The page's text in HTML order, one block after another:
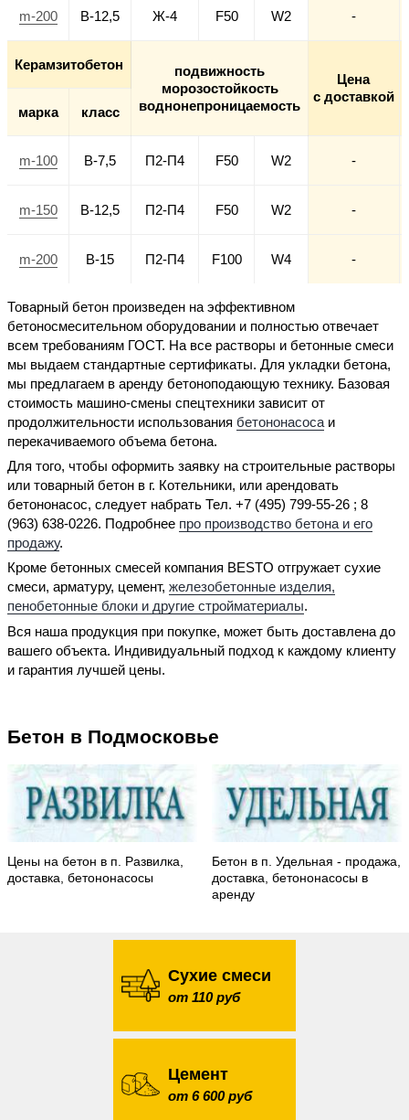
m-200 В-12,5 Ж-4 F50 W2 -
Керамзитобетон
подвижность
морозостойкость
воднонепроницаемость
Цена
с доставкой
марка
класс
m-100 В-7,5 П2-П4 F50 W2 -
m-150 В-12,5 П2-П4 F50 W2 -
m-200 В-15 П2-П4 F100 W4 -
Товарный бетон произведен на эффективном
бетоносмесительном оборудовании и полностью отвечает
всем требованиям ГОСТ. На все растворы и бетонные смеси
мы выдаем стандартные сертификаты. Для укладки бетона,
мы предлагаем в аренду бетоноподающую технику. Базовая
стоимость машино-смены спецтехники зависит от
продолжительности использования бетононасоса и
перекачиваемого объема бетона.
Для того, чтобы оформить заявку на строительные растворы
или товарный бетон в г. Котельники, или арендовать
бетононасос, следует набрать Тел. +7 (495) 799-55-26 ; 8
(963) 638-0226. Подробнее про производство бетона и его
продажу.
Кроме бетонных смесей компания BESTO отгружает сухие
смеси, арматуру, цемент, железобетонные изделия,
пенобетонные блоки и другие стройматериалы.
Вся наша продукция при покупке, может быть доставлена до
вашего объекта. Индивидуальный подход к каждому клиенту
и гарантия лучшей цены.
Бетон в Подмосковье
Цены на бетон в п. Развилка,
доставка, бетононасосы
Бетон в п. Удельная - продажа,
доставка, бетононасосы в
аренду
Сухие смеси
от 110 руб
Цемент
от 6 600 руб